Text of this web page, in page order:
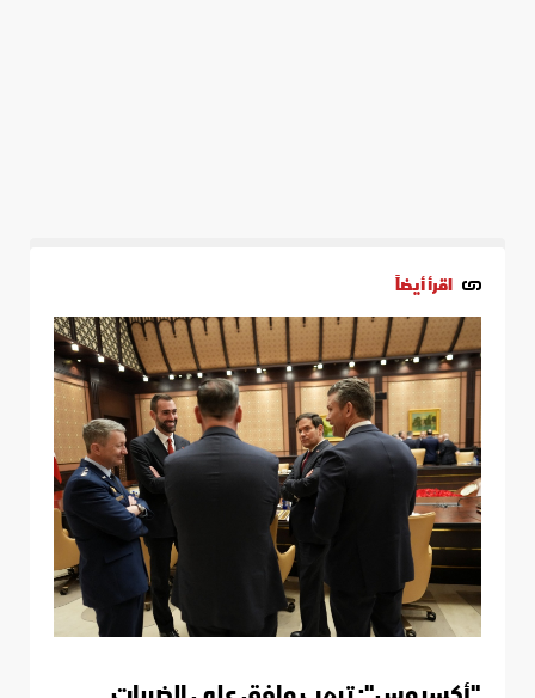
اقرأ أيضاً